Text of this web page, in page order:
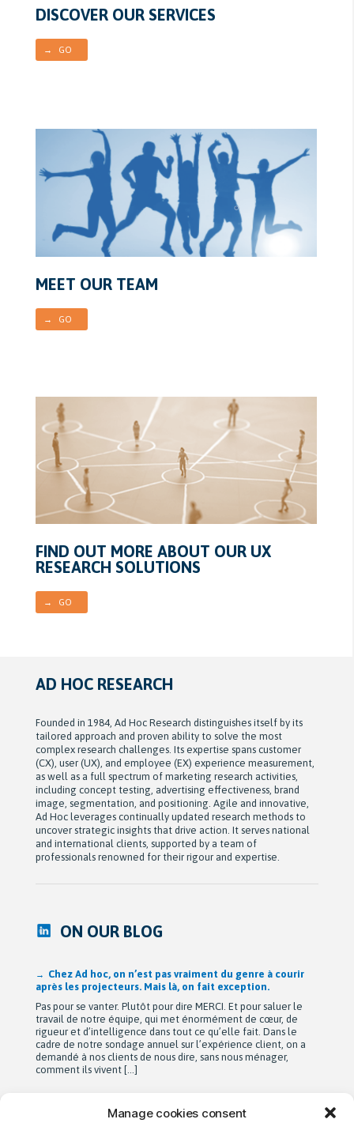
Manage cookies consent
DISCOVER OUR SERVICES
→ GO
MEET OUR TEAM
→ GO
FIND OUT MORE ABOUT OUR UX
RESEARCH SOLUTIONS
→ GO
AD HOC RESEARCH
Founded in 1984, Ad Hoc Research distinguishes itself by its
tailored approach and proven ability to solve the most
complex research challenges. Its expertise spans customer
(CX), user (UX), and employee (EX) experience measurement,
as well as a full spectrum of marketing research activities,
including concept testing, advertising effectiveness, brand
image, segmentation, and positioning. Agile and innovative,
Ad Hoc leverages continually updated research methods to
uncover strategic insights that drive action. It serves national
and international clients, supported by a team of
professionals renowned for their rigour and expertise.
ON OUR BLOG
Après 42 ans à bâtir Ad hoc recherche avec passion,
Michel Berne et Stéphan Harris amorcent une nouvelle
De leurs modestes appartements d’étudiants à une entreprise
de près de 90 employés devenue une référence dans son
domaine au Québec, leur parcours est remarquable. Mais au-
delà de la croissance, ils auront surtout bâti une culture
profondément humaine fondée sur la collaboration, la